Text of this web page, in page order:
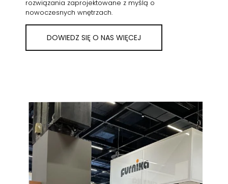
rozwiązania zaprojektowane z myślą o
nowoczesnych wnętrzach.
DOWIEDZ SIĘ O NAS WIĘCEJ